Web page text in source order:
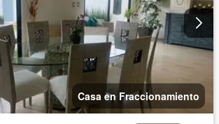
Casa en Fraccionamiento